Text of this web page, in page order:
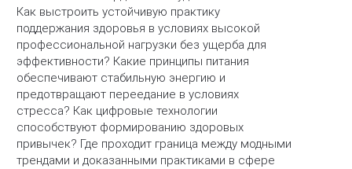
Как выстроить устойчивую практику
поддержания здоровья в условиях высокой
профессиональной нагрузки без ущерба для
эффективности? Какие принципы питания
обеспечивают стабильную энергию и
предотвращают переедание в условиях
стресса? Как цифровые технологии
способствуют формированию здоровых
привычек? Где проходит граница между модными
трендами и доказанными практиками в сфере